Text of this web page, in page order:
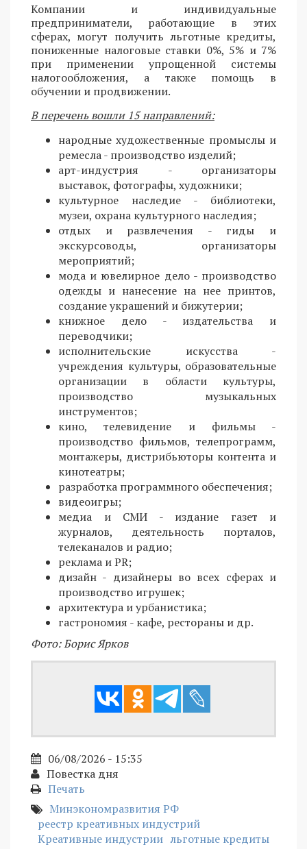
Компании и индивидуальные
предприниматели, работающие в этих
сферах, могут получить льготные кредиты,
пониженные налоговые ставки 0%, 5% и 7%
при применении упрощенной системы
налогообложения, а также помощь в
обучении и продвижении.
В перечень вошли 15 направлений:
народные художественные промыслы и
ремесла - производство изделий;
арт-индустрия - организаторы
выставок, фотографы, художники;
культурное наследие - библиотеки,
музеи, охрана культурного наследия;
отдых и развлечения - гиды и
экскурсоводы, организаторы
мероприятий;
мода и ювелирное дело - производство
одежды и нанесение на нее принтов,
создание украшений и бижутерии;
книжное дело - издательства и
переводчики;
исполнительские искусства -
учреждения культуры, образовательные
организации в области культуры,
производство музыкальных
инструментов;
кино, телевидение и фильмы -
производство фильмов, телепрограмм,
монтажеры, дистрибьюторы контента и
кинотеатры;
разработка программного обеспечения;
видеоигры;
медиа и СМИ - издание газет и
журналов, деятельность порталов,
телеканалов и радио;
реклама и PR;
дизайн - дизайнеры во всех сферах и
производство игрушек;
архитектура и урбанистика;
гастрономия - кафе, рестораны и др.
Фото: Борис Ярков
06/08/2026 - 15:35
Повестка дня
Печать
Минэкономразвития РФ
реестр креативных индустрий
Креативные индустрии льготные кредиты